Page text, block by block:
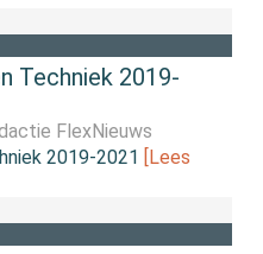
Techniek 2019-
FlexNieuws
2019-2021 [Lees